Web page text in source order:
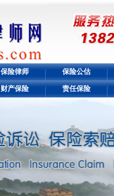
保险律师 保险公估
财产保险 责任保险